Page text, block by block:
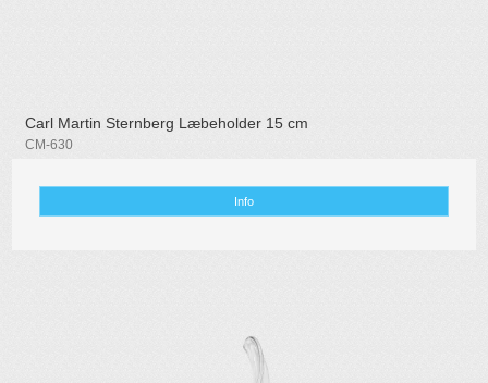
Carl Martin Sternberg Læbeholder 15 cm
CM-630
Info